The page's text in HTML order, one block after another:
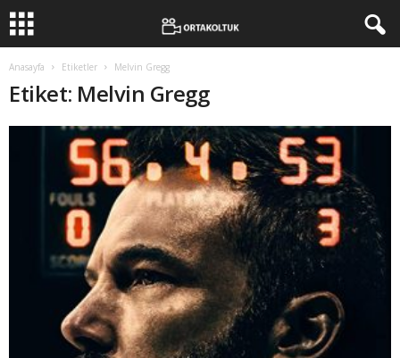
Anasayfa Etiketler Melvin Gregg
Etiket: Melvin Gregg